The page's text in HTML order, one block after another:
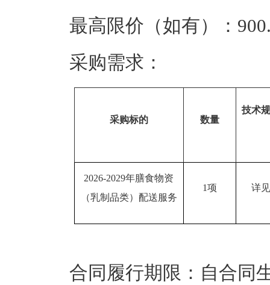
最高限价（如有）：
采购需求：
采购标的 数量
技术
2026-2029年膳食物资
（乳制品类）配送服务
1项 详
合同履行期限：自合同